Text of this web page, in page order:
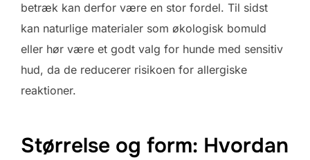
betræk kan derfor være en stor fordel. Til sidst
kan naturlige materialer som økologisk bomuld
eller hør være et godt valg for hunde med sensitiv
hud, da de reducerer risikoen for allergiske
reaktioner.
Størrelse og form: Hvordan